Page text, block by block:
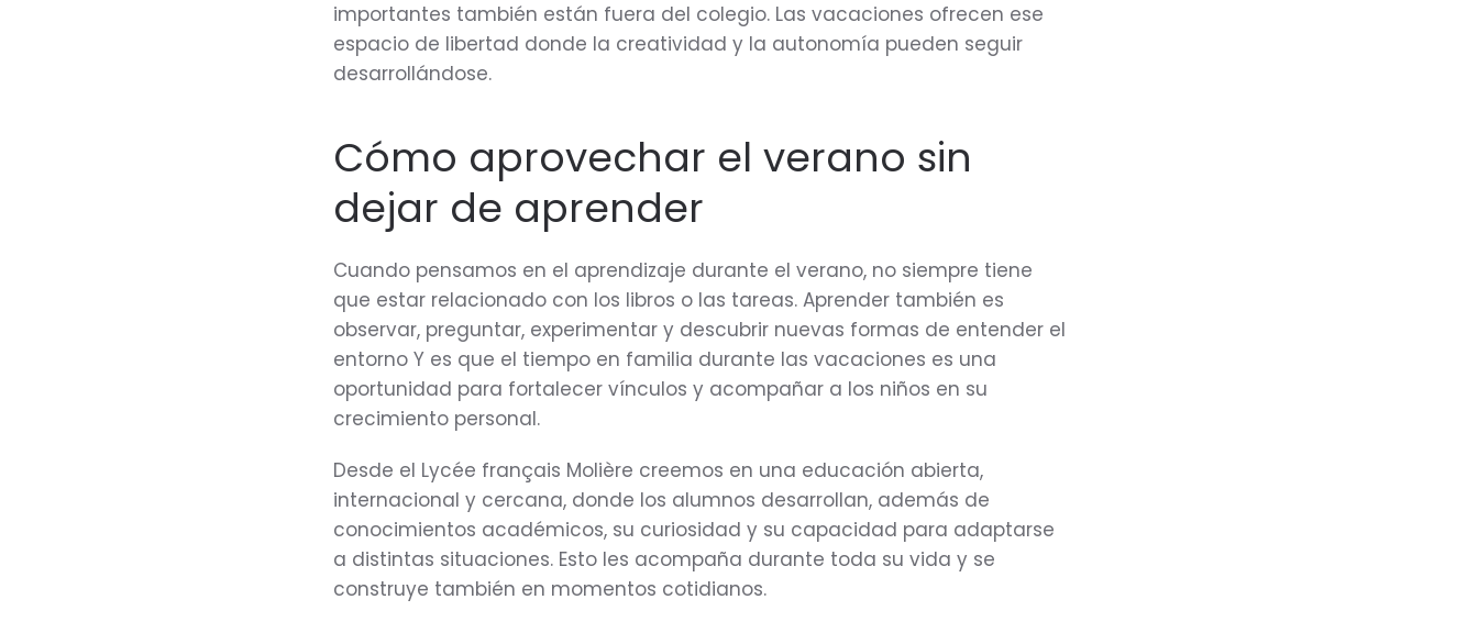
importantes también están fuera del colegio. Las vacaciones ofrecen ese
espacio de libertad donde la creatividad y la autonomía pueden seguir
desarrollándose.
Cómo aprovechar el verano sin
dejar de aprender
Cuando pensamos en el aprendizaje durante el verano, no siempre tiene
que estar relacionado con los libros o las tareas. Aprender también es
observar, preguntar, experimentar y descubrir nuevas formas de entender el
entorno Y es que el tiempo en familia durante las vacaciones es una
oportunidad para fortalecer vínculos y acompañar a los niños en su
crecimiento personal.
Desde el Lycée français Molière creemos en una educación abierta,
internacional y cercana, donde los alumnos desarrollan, además de
conocimientos académicos, su curiosidad y su capacidad para adaptarse
a distintas situaciones. Esto les acompaña durante toda su vida y se
construye también en momentos cotidianos.